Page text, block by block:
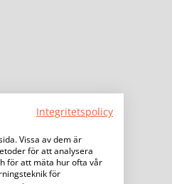
Integritetspolicy
Vissa av dem är
för att analysera
för att mäta hur ofta vår
för